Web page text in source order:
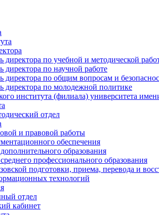
директора по учебной и методической
директора по научной работе
директора по общим вопросам и
директора по молодежной политике
института (филиала) университета
отдел
и правовой работы
обеспечения
образования
профессионального образования
подготовки, приема, перевода и
технологий
отдел
кабинет